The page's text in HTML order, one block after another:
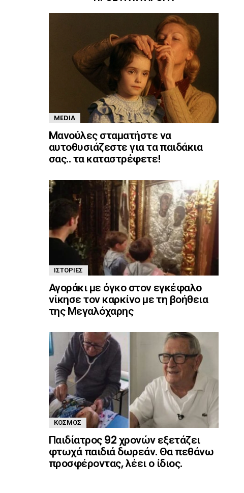
MEDIA
Mανούλες σταματήστε να
αυτοθυσιάζεστε για τα παιδάκια
σας.. τα καταστρέφετε!
ΙΣΤΟΡΊΕΣ
Αγοράκι με όγκο στον εγκέφαλο
νίκησε τον καρκίνο με τη βοήθεια
της Μεγαλόχαρης
ΚΌΣΜΟΣ
Παιδίατρος 92 χρονών εξετάζει
φτωχά παιδιά δωρεάν. Θα πεθάνω
προσφέροντας, λέει ο ίδιος.